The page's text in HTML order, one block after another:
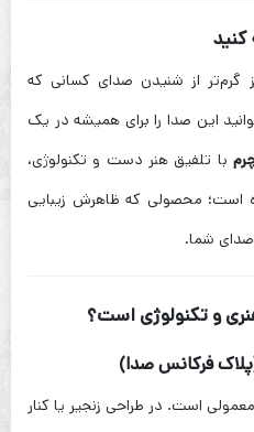
کنید
از شنیدن صدای کسانی که
این صدا را برای همیشه در یک
با تلفیق هنر دست و تکنولوژی،
است؛ محصولی که ظاهرش زیبایی
شما.
و تکنولوژی است؟
است. در طراحی زنجیر یا کنار